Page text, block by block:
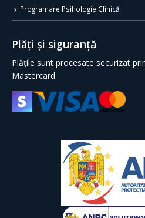
Programare Psihologie Clinică
Plăți și siguranță
Plățile sunt procesate securizat
Mastercard.